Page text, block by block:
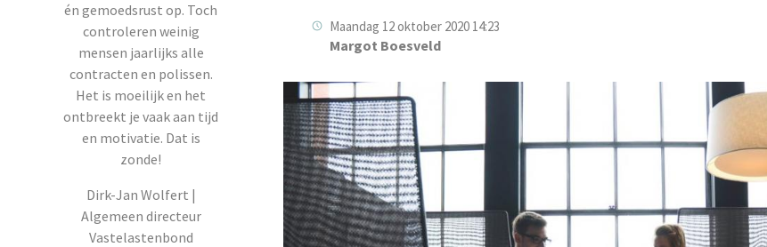
én gemoedsrust op. Toch
controleren weinig
mensen jaarlijks alle
contracten en polissen.
Het is moeilijk en het
ontbreekt je vaak aan tijd
en motivatie. Dat is
zonde!
Dirk-Jan Wolfert |
Algemeen directeur
Vastelastenbond
Maandag 12 oktober 2020 14:23
Margot Boesveld